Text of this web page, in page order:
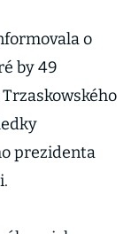
o
by 49
prezidenta